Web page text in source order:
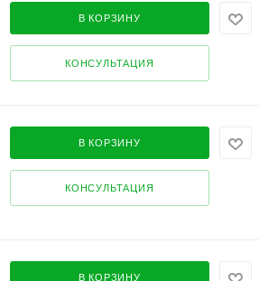
В КОРЗИНУ
КОНСУЛЬТАЦИЯ
В КОРЗИНУ
КОНСУЛЬТАЦИЯ
В КОРЗИНУ